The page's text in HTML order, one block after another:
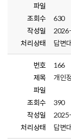
파일
조회수
630
작성일
처리상태
답변
번호
166
제목
개인
파일
조회수
390
작성일
처리상태
답변